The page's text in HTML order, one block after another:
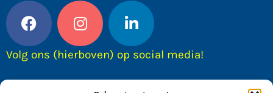
Volg ons (hierboven) op social media!